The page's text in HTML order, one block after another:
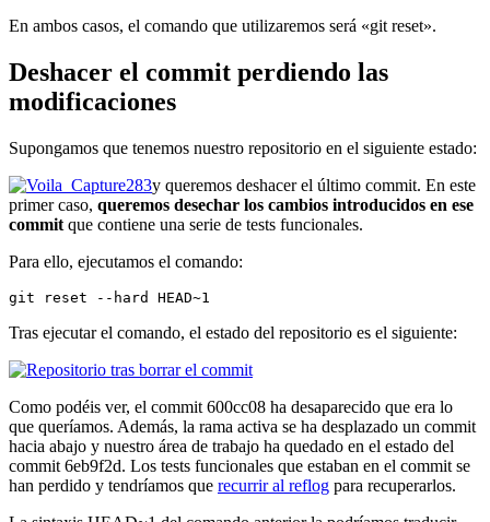
En ambos casos, el comando que utilizaremos será «git reset».
Deshacer el commit perdiendo las
modificaciones
Supongamos que tenemos nuestro repositorio en el siguiente estado:
y queremos deshacer el último commit. En este
primer caso, queremos desechar los cambios introducidos en ese
commit que contiene una serie de tests funcionales.
Para ello, ejecutamos el comando:
git reset --hard HEAD~1
Tras ejecutar el comando, el estado del repositorio es el siguiente:
Como podéis ver, el commit 600cc08 ha desaparecido que era lo
que queríamos. Además, la rama activa se ha desplazado un commit
hacia abajo y nuestro área de trabajo ha quedado en el estado del
commit 6eb9f2d. Los tests funcionales que estaban en el commit se
han perdido y tendríamos que recurrir al reflog para recuperarlos.